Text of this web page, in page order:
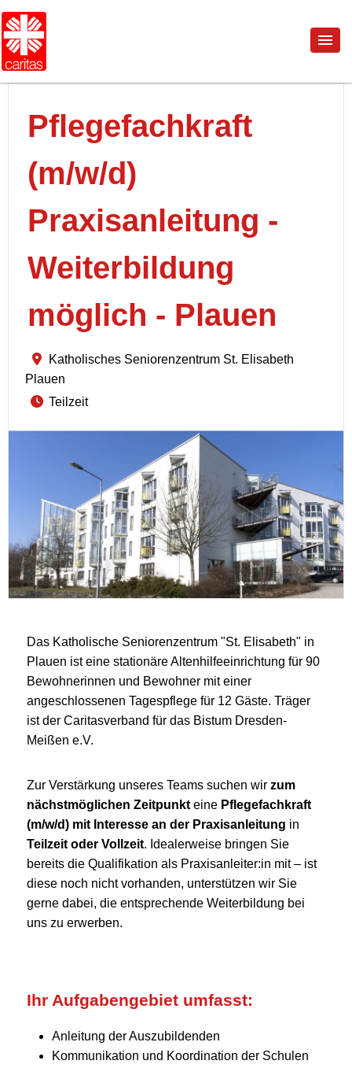
Pflegefachkraft
(m/w/d)
Praxisanleitung -
Weiterbildung
möglich - Plauen
Katholisches Seniorenzentrum St. Elisabeth
Plauen
Teilzeit
Das Katholische Seniorenzentrum "St. Elisabeth" in
Plauen ist eine stationäre Altenhilfeeinrichtung für 90
Bewohnerinnen und Bewohner mit einer
angeschlossenen Tagespflege für 12 Gäste. Träger
ist der Caritasverband für das Bistum Dresden-
Meißen e.V.
Zur Verstärkung unseres Teams suchen wir zum
nächstmöglichen Zeitpunkt eine Pflegefachkraft
(m/w/d) mit Interesse an der Praxisanleitung in
Teilzeit oder Vollzeit. Idealerweise bringen Sie
bereits die Qualifikation als Praxisanleiter:in mit – ist
diese noch nicht vorhanden, unterstützen wir Sie
gerne dabei, die entsprechende Weiterbildung bei
uns zu erwerben.
Ihr Aufgabengebiet umfasst:
Anleitung der Auszubildenden
Kommunikation und Koordination der Schulen